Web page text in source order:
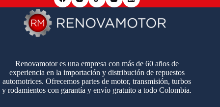
Renovamotor es una empresa con más de 60 años de
experiencia en la importación y distribución de repuestos
automotrices. Ofrecemos partes de motor, transmisión, turbos
y rodamientos con garantía y envío gratuito a todo Colombia.